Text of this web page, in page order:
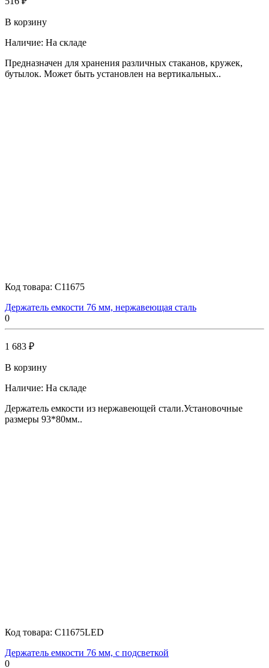
В корзину
Наличие: На складе
Предназначен для хранения различных стаканов, кружек,
бутылок. Может быть установлен на вертикальных..
Код товара: C11675
Держатель емкости 76 мм, нержавеющая сталь
0
1 683 ₽
В корзину
Наличие: На складе
Держатель емкости из нержавеющей стали.Установочные
размеры 93*80мм..
Код товара: C11675LED
Держатель емкости 76 мм, с подсветкой
0